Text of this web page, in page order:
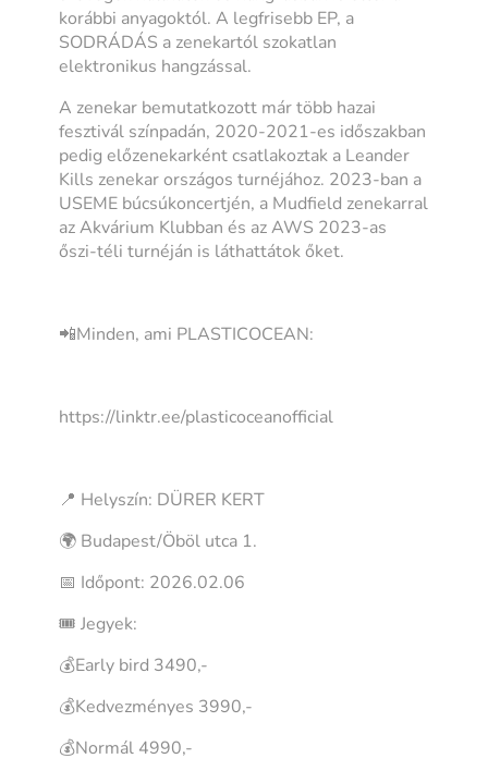
korábbi anyagoktól. A legfrisebb EP, a
SODRÁDÁS a zenekartól szokatlan
elektronikus hangzással.
A zenekar bemutatkozott már több hazai
fesztivál színpadán, 2020-2021-es időszakban
pedig előzenekarként csatlakoztak a Leander
Kills zenekar országos turnéjához. 2023-ban a
USEME búcsúkoncertjén, a Mudfield zenekarral
az Akvárium Klubban és az AWS 2023-as
őszi-téli turnéján is láthattátok őket.
📲Minden, ami PLASTICOCEAN:
https://linktr.ee/plasticoceanofficial
📍 Helyszín: DÜRER KERT
🌍 Budapest/Öböl utca 1.
📅 Időpont: 2026.02.06
🎟 Jegyek:
💰Early bird 3490,-
💰Kedvezményes 3990,-
💰Normál 4990,-